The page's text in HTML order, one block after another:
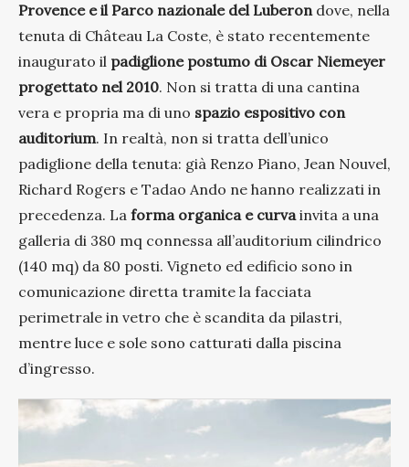
Provence e il Parco nazionale del Luberondove, nella
tenuta di Château La Coste, è stato recentemente
inaugurato il padiglione postumo di Oscar Niemeyer
progettato nel 2010. Non si tratta di una cantina
vera e propria ma di uno spazio espositivo con
auditorium. In realtà, non si tratta dell’unico
padiglione della tenuta: già Renzo Piano, Jean Nouvel,
Richard Rogers e Tadao Ando ne hanno realizzati in
precedenza. La forma organica e curvainvita a una
galleria di 380 mq connessa all’auditorium cilindrico
(140 mq) da 80 posti. Vigneto ed edificio sono in
comunicazione diretta tramite la facciata
perimetrale in vetro che è scandita da pilastri,
mentre luce e sole sono catturati dalla piscina
d’ingresso.